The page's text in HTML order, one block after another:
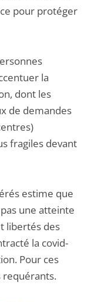
pour protéger
la
dont les
de demandes
fragiles devant
estime que
une atteinte
libertés des
la covid-
Pour ces
requérants.